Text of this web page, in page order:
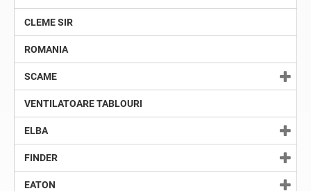
CLEME SIR
ROMANIA
SCAME
VENTILATOARE TABLOURI
ELBA
FINDER
EATON